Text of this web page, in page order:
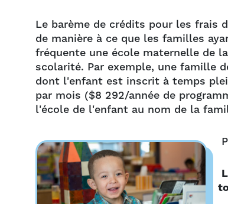
Le barème de crédits pour les frais
de manière à ce que les familles
fréquente une école maternelle de
scolarité. Par exemple, une famille
dont l'enfant est inscrit à temps
par mois ($8 292/année de
l'école de l'enfant au nom de la